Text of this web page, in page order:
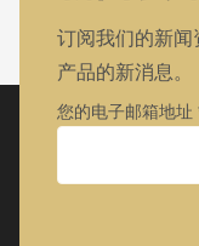
订阅我们的新
产品的新消息。
您的电子邮箱地址